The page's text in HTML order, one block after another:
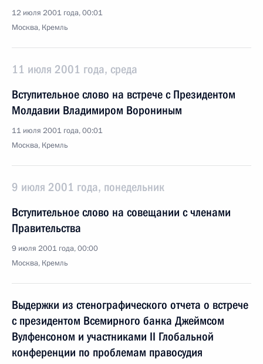
12 июля 2001 года, 00:01
Москва, Кремль
11 июля 2001 года, среда
Вступительное слово на встрече с Президентом
Молдавии Владимиром Ворониным
11 июля 2001 года, 00:01
Москва, Кремль
9 июля 2001 года, понедельник
Вступительное слово на совещании с членами
Правительства
9 июля 2001 года, 00:00
Москва, Кремль
Выдержки из стенографического отчета о встрече
с президентом Всемирного банка Джеймсом
Вулфенсоном и участниками II Глобальной
конференции по проблемам правосудия